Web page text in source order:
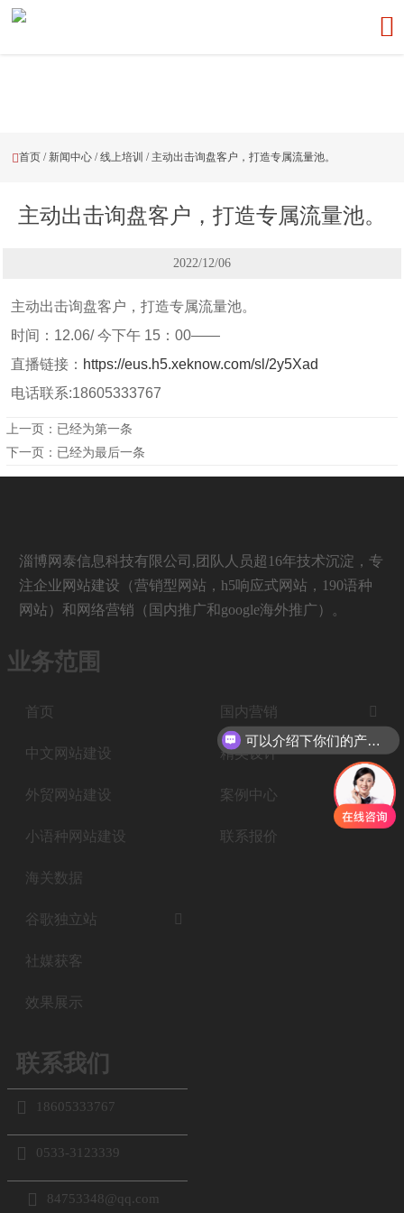

首页 / 新闻中心 /线上培训 / 主动出击询盘客户，打造专属流量池。
主动出击询盘客户，打造专属流量池。
2022/12/06
主动出击询盘客户，打造专属流量池。
时间：12.06/ 今下午 15：00——
直播链接： https://eus.h5.xeknow.com/sl/2y5Xad
电话联系:18605333767
上一页：已经为第一条
下一页：已经为最后一条
淄博网泰信息科技有限公司,团队人员超16年技术沉淀，专
注企业网站建设（营销型网站，h5响应式网站，190语种
网站）和网络营销（国内推广和google海外推广）。
业务范围
首页
中文网站建设
外贸网站建设
小语种网站建设
海关数据
谷歌独立站 
社媒获客
效果展示
国内营销 
精美设计
案例中心
联系报价
联系我们
 18605333767
 0533-3123339
 84753348@qq.com
可以介绍下你们的产品么